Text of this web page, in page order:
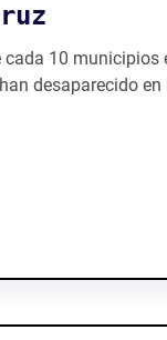
cada 10 municipios
desaparecido